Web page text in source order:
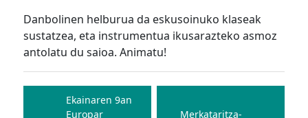
Danbolinen helburua da eskusoinuko klaseak
sustatzea, eta instrumentua ikusarazteko asmoz
antolatu du saioa. Animatu!
Bidalketetan
zeharEkainaren 9an
Europar
Merkataritza-